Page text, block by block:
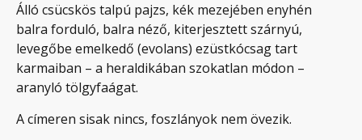
Álló csücskös talpú pajzs, kék mezejében enyhén
balra forduló, balra néző, kiterjesztett szárnyú,
levegőbe emelkedő (evolans) ezüstkócsag tart
karmaiban – a heraldikában szokatlan módon –
aranyló tölgyfaágat.
A címeren sisak nincs, foszlányok nem övezik.